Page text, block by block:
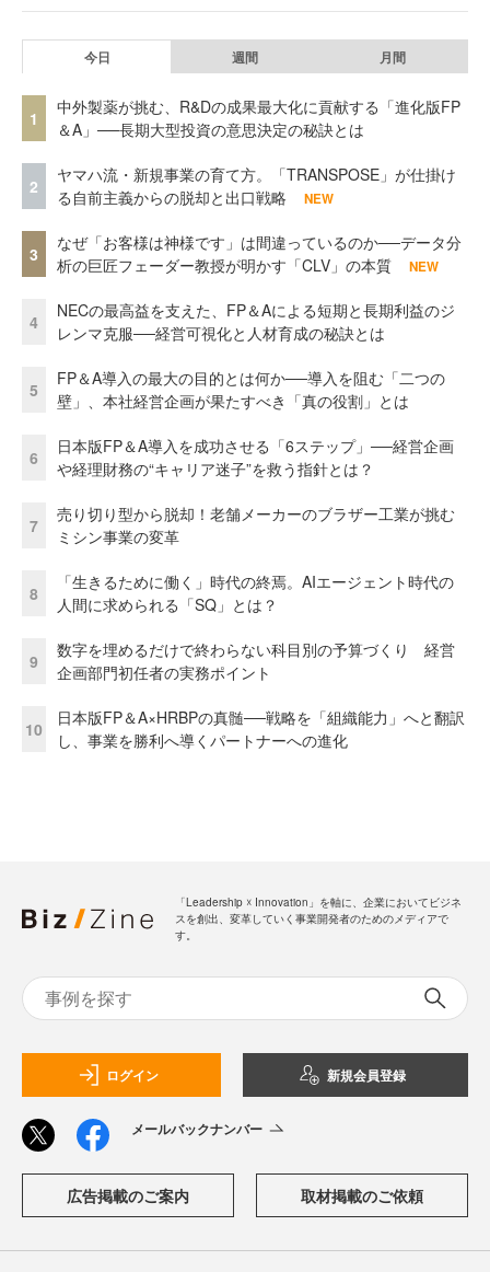
今日 週間 月間
1
中外製薬が挑む、R&Dの成果最大化に貢献する「進化版FP
＆A」──長期大型投資の意思決定の秘訣とは
2
ヤマハ流・新規事業の育て方。「TRANSPOSE」が仕掛け
る自前主義からの脱却と出口戦略
NEW
3
なぜ「お客様は神様です」は間違っているのか──データ分
析の巨匠フェーダー教授が明かす「CLV」の本質
NEW
4
NECの最高益を支えた、FP＆Aによる短期と長期利益のジ
レンマ克服──経営可視化と人材育成の秘訣とは
5
FP＆A導入の最大の目的とは何か──導入を阻む「二つの
壁」、本社経営企画が果たすべき「真の役割」とは
6
日本版FP＆A導入を成功させる「6ステップ」──経営企画
や経理財務の“キャリア迷子”を救う指針とは？
7
売り切り型から脱却！老舗メーカーのブラザー工業が挑む
ミシン事業の変革
8
「生きるために働く」時代の終焉。AIエージェント時代の
人間に求められる「SQ」とは？
9
数字を埋めるだけで終わらない科目別の予算づくり 経営
企画部門初任者の実務ポイント
10
日本版FP＆A×HRBPの真髄──戦略を「組織能力」へと翻訳
し、事業を勝利へ導くパートナーへの進化
「Leadership ☓ Innovation」を軸に、企業においてビジネ
スを創出、変革していく事業開発者のためのメディアで
す。
ログイン 新規会員登録
メールバックナンバー
広告掲載のご案内 取材掲載のご依頼